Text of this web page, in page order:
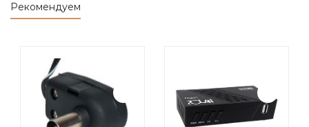
Рекомендуем